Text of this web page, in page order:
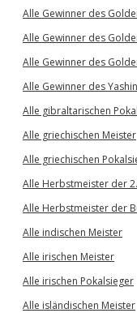
Alle Gewinner des
Alle Gewinner des
Alle Gewinner des
Alle Gewinner des
Alle gibraltarischen
Alle griechischen Meister
Alle griechischen
Alle Herbstmeister der
Alle Herbstmeister der
Alle indischen Meister
Alle irischen Meister
Alle irischen Pokalsieger
Alle isländischen Meister